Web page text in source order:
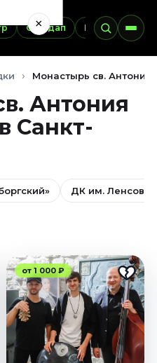
Стендап Выставки
×
Монастырь св. Антония
Антония
Санкт-
ДК им.
от 1 000 ₽